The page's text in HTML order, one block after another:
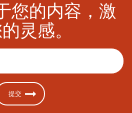
您的内容，激
灵感。
提交